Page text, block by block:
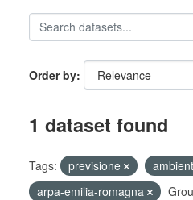
Order by
1 dataset found
Tags: previsione
arpa-emilia-romagna